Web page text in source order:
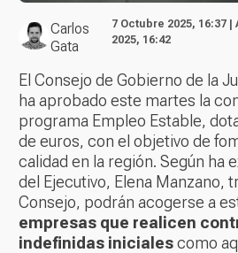
Carlos
Gata
7 Octubre 2025, 16:37
2025, 16:42
El Consejo de Gobierno de la
ha aprobado este martes la
programa Empleo Estable,
de euros, con el objetivo de
calidad en la región. Según ha
del Ejecutivo, Elena Manzano,
Consejo, podrán acogerse a
empresas que realicen
indefinidas inicialescomo